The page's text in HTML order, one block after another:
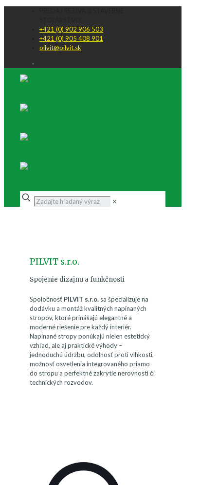
+421 (0) 902 906 503
+421 (0) 905 408 901
pilvit@pilvit.sk
✕
PILVIT s.r.o.
Spojenie dizajnu a funkčnosti
Spoločnosť PILVIT s.r.o. sa špecializuje na
dodávku a montáž kvalitných napínaných
stropov, ktoré prinášajú elegantné a
moderné riešenie pre každý interiér.
Napínané stropy ponúkajú nielen estetický
vzhľad, ale aj praktické výhody –
jednoduchú údržbu, odolnosť proti vlhkosti,
možnosť osvetlenia integrovaného priamo
do stropu a perfektné zakrytie nerovností či
technických rozvodov.